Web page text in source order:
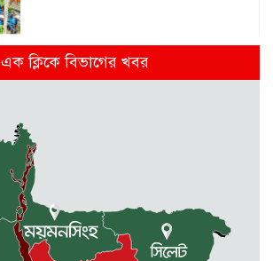
ঢাকাসহ যেসব অঞ্চলে বজ্রবৃষ্টির আভাস
কলমাকান্দা-নেত্রকোনা আঞ্চলিক সড়কে
৫ শতাধিক গাছের চারা রোপণ
মেলান্দহে ব্র্যাকের স্বাস্থ্য ক্যাম্প পরিদর্শনে
ইউএনও
এক ক্লিকে বিভাগের খবর